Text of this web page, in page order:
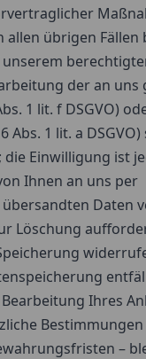
allen übrigen Fällen
der an uns
1 lit. f DSGVO)
Abs. 1 lit. a
Einwilligung ist
Ihnen an uns per
Daten
Löschung
Ihres
–